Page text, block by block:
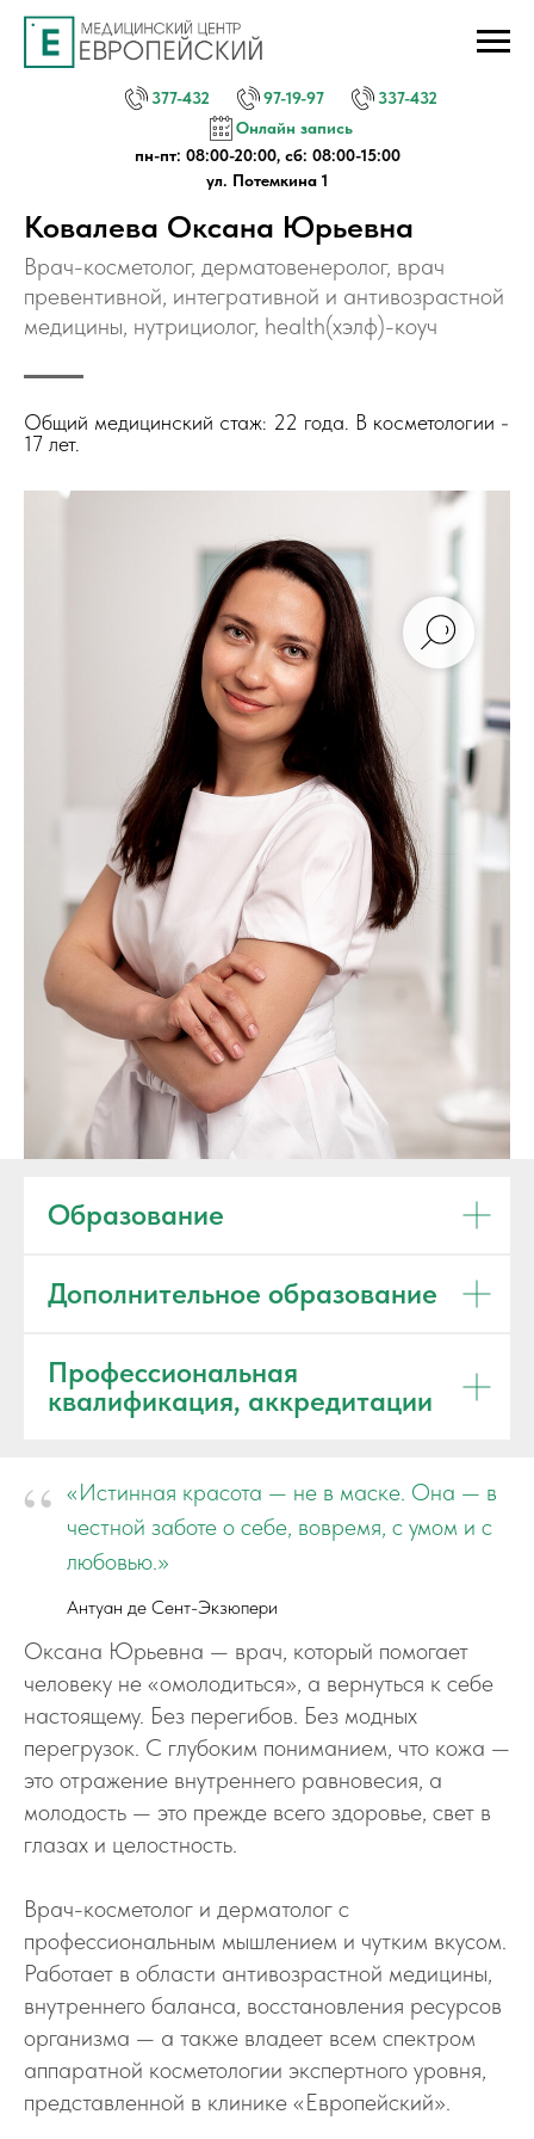
377-432 97-19-97
337-432
Онлайн запись
пн-пт: 08:00-20:00, сб: 08:00-15:00
ул. Потемкина 1
Ковалева Оксана Юрьевна
Врач-косметолог, дерматовенеролог, врач
превентивной, интегративной и антивозрастной
медицины, нутрициолог, health(хэлф)-коуч
Общий медицинский стаж: 22 года. В косметологии -
17 лет.
Образование
Дополнительное образование
Профессиональная
квалификация, аккредитации
“ «Истинная красота — не в маске. Она — в
честной заботе о себе, вовремя, с умом и с
любовью.»
Антуан де Сент-Экзюпери
Оксана Юрьевна — врач, который помогает
человеку не «омолодиться», а вернуться к себе
настоящему. Без перегибов. Без модных
перегрузок. С глубоким пониманием, что кожа —
это отражение внутреннего равновесия, а
молодость — это прежде всего здоровье, свет в
глазах и целостность.
Врач-косметолог и дерматолог с
профессиональным мышлением и чутким вкусом.
Работает в области антивозрастной медицины,
внутреннего баланса, восстановления ресурсов
организма — а также владеет всем спектром
аппаратной косметологии экспертного уровня,
представленной в клинике «Европейский».